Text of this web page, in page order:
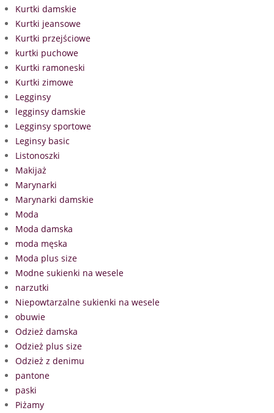
Kurtki damskie
Kurtki jeansowe
Kurtki przejściowe
kurtki puchowe
Kurtki ramoneski
Kurtki zimowe
Legginsy
legginsy damskie
Legginsy sportowe
Leginsy basic
Listonoszki
Makijaż
Marynarki
Marynarki damskie
Moda
Moda damska
moda męska
Moda plus size
Modne sukienki na wesele
narzutki
Niepowtarzalne sukienki na wesele
obuwie
Odzież damska
Odzież plus size
Odzież z denimu
pantone
paski
Piżamy